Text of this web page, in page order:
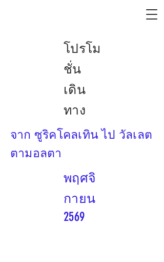
โปรโม
ชั่น
เดิน
ทาง
จาก ซูริคโคลเทิน ไป วัลเลต
ตามอลตา
พฤศจิ
กายน
2569